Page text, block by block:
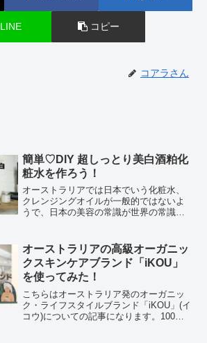
LINE コピー
コアラさん
簡単♡DIY 超しっとり美白酒粕化
粧水を作ろう！
オーストラリアでは日本でいう化粧水、
クレンジングオイルが一般的ではないよ
うで、日本の美容の常識が世界の常識で
いものの日本にいた時は必ず使ってまし
た。メイク落としはオイル...
オーストラリアの高級オーガニッ
クスキンケアブランド「iKOU」
を使ってみた！
こちらはオーストラリア発のオーガニッ
ク・ライフスタイルブランド「iKOU」(イ
コウ)についての記事になります。100％